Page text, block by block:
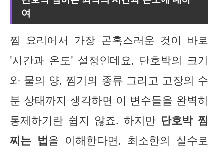
여
찜 요리에서 가장 곤혹스러운 것이 바로
'시간과 온도' 설정인데요, 단호박의 크기
와 물의 양, 찜기의 종류 그리고 고장의 수
분 상태까지 생각하면 이 변수들을 완벽히
통제하기란 쉽지 않죠. 하지만 단호박 찜
찌는 법을 이해한다면, 최소한의 실수로